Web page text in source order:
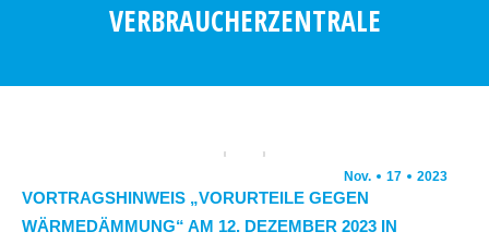
VERBRAUCHERZENTRALE
Nov. 17 2023
VORTRAGSHINWEIS „VORURTEILE GEGEN
WÄRMEDÄMMUNG“ AM 12. DEZEMBER 2023 IN